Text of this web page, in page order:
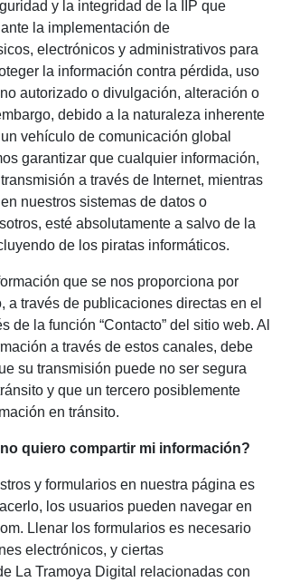
y la integridad de la IIP que
la implementación de
electrónicos y administrativos para
la información contra pérdida, uso
autorizado o divulgación, alteración o
debido a la naturaleza inherente
vehículo de comunicación global
garantizar que cualquier información,
a través de Internet, mientras
nuestros sistemas de datos o
esté absolutamente a salvo de la
de los piratas informáticos.
que se nos proporciona por
a través de publicaciones directas en el
de la función “Contacto” del sitio web. Al
a través de estos canales, debe
su transmisión puede no ser segura
y que un tercero posiblemente
en tránsito.
quiero compartir mi información?
y formularios en nuestra página es
los usuarios pueden navegar en
Llenar los formularios es necesario
electrónicos, y ciertas
La Tramoya Digital relacionadas con